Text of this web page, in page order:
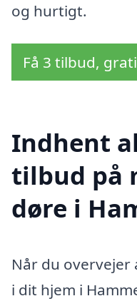
og hurtigt.
Få 3 tilbud,
Indhent
tilbud på
døre i
Når du
i dit hjem i